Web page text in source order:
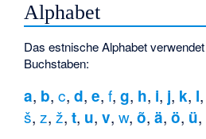
Alphabet
Dasestnische Alphabet
Buchstaben:
a, b,c,d,e,f,g, h, i, j, k, l,
š,z,ž,t, u,v,w,õ,ä,ö, ü,